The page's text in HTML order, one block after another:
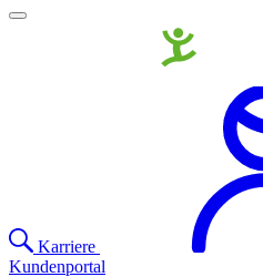
Karriere
Kundenportal